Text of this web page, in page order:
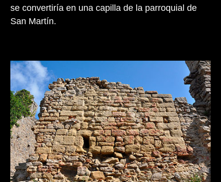
se convertiría en una capilla de la parroquial de
San Martín.